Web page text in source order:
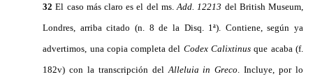
32 El caso más claro es el del ms.Add. 12213 del British Museum,
Londres, arriba citado (n. 8 de la Disq. 1ª). Contiene, según ya
advertimos, una copia completa del Codex Calixtinusque acaba (f.
182v) con la transcripción del Alleluia in Greco . Incluye, por lo